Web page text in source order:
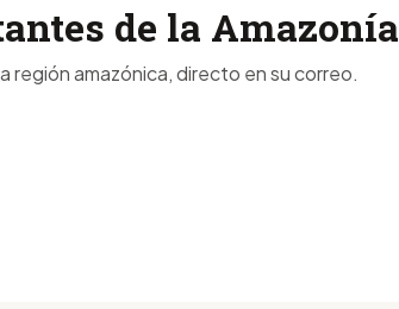
de la Amazonía
región amazónica, directo en su correo.